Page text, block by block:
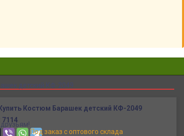
детский КФ-2049
Купить Костюм Барашек детский КФ-2049
7114
Под заказ с оптового склада